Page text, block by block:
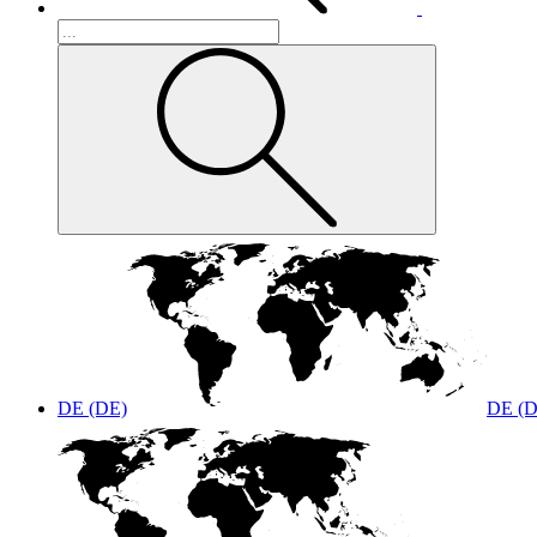
DE (DE) DE